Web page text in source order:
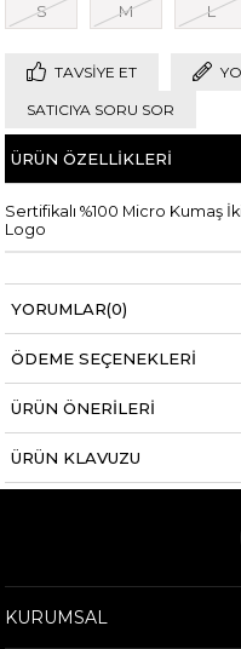
S M L
TAVSIYE ET
SATICIYA SORU SOR
ÜRÜN ÖZELLIKLERI
Sertifikalı %100 Micro Kumaş
Logo
YORUMLAR(0)
ÖDEME SEÇENEKLERI
ÜRÜN ÖNERILERI
ÜRÜN KLAVUZU
KURUMSAL